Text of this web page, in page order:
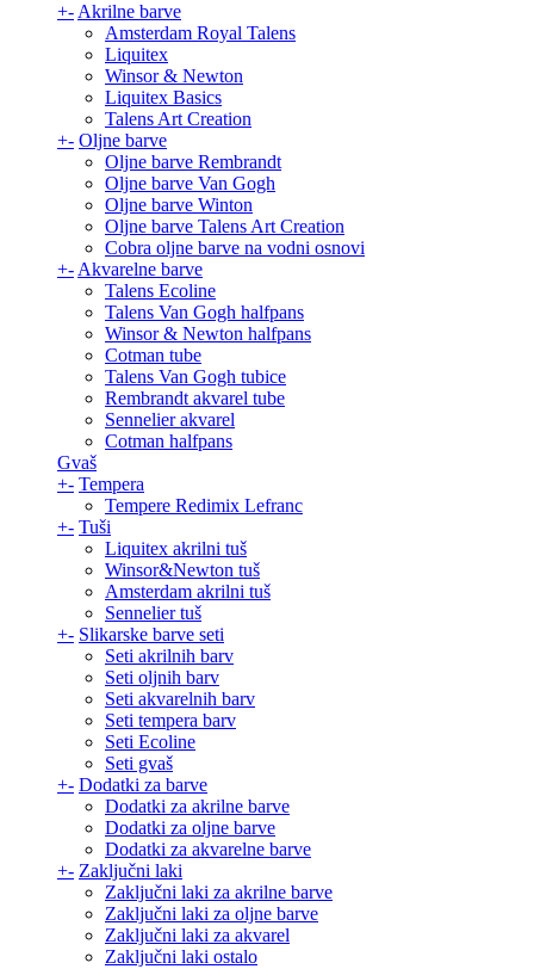
+- Akrilne barve
Amsterdam Royal Talens
Liquitex
Winsor & Newton
Liquitex Basics
Talens Art Creation
+- Oljne barve
Oljne barve Rembrandt
Oljne barve Van Gogh
Oljne barve Winton
Oljne barve Talens Art Creation
Cobra oljne barve na vodni osnovi
+- Akvarelne barve
Talens Ecoline
Talens Van Gogh halfpans
Winsor & Newton halfpans
Cotman tube
Talens Van Gogh tubice
Rembrandt akvarel tube
Sennelier akvarel
Cotman halfpans
Gvaš
+- Tempera
Tempere Redimix Lefranc
+- Tuši
Liquitex akrilni tuš
Winsor&Newton tuš
Amsterdam akrilni tuš
Sennelier tuš
+- Slikarske barve seti
Seti akrilnih barv
Seti oljnih barv
Seti akvarelnih barv
Seti tempera barv
Seti Ecoline
Seti gvaš
+- Dodatki za barve
Dodatki za akrilne barve
Dodatki za oljne barve
Dodatki za akvarelne barve
+- Zaključni laki
Zaključni laki za akrilne barve
Zaključni laki za oljne barve
Zaključni laki za akvarel
Zaključni laki ostalo